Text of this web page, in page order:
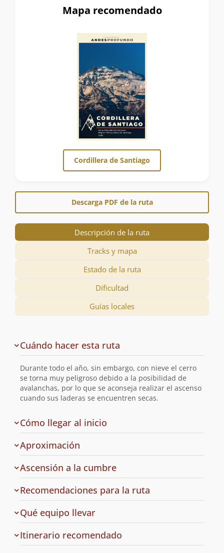
Mapa recomendado
Cordillera de Santiago
Descarga PDF de la ruta
Descripción de la ruta
Tracks y mapa
Estado de la ruta
Dificultad
Guías locales
de
la
ruta
Cuándo hacer esta ruta
Durante todo el año, sin embargo, con nieve el cerro
se torna muy peligroso debido a la posibilidad de
avalanchas, por lo que se aconseja realizar el ascenso
cuando sus laderas se encuentren secas.
Cómo llegar al inicio
la
Aproximación
Ascensión a la cumbre
Recomendaciones para la ruta
Qué equipo llevar
Cuál
es
Itinerario recomendado